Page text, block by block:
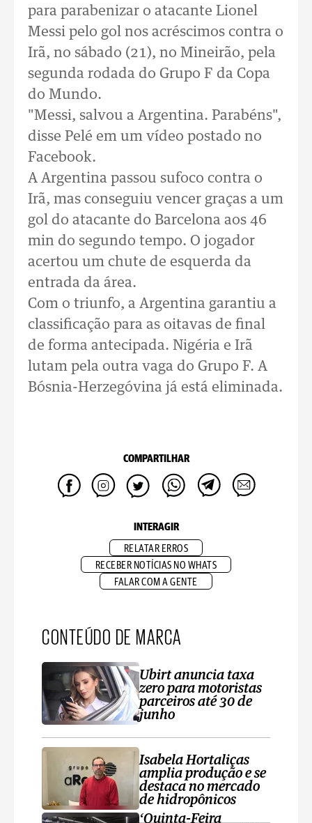
para parabenizar o atacante Lionel
Messi pelo gol nos acréscimos contra o
Irã, no sábado (21), no Mineirão, pela
segunda rodada do Grupo F da Copa
do Mundo.
"Messi, salvou a Argentina. Parabéns",
disse Pelé em um vídeo postado no
Facebook.
A Argentina passou sufoco contra o
Irã, mas conseguiu vencer graças a um
gol do atacante do Barcelona aos 46
min do segundo tempo. O jogador
acertou um chute de esquerda da
entrada da área.
Com o triunfo, a Argentina garantiu a
classificação para as oitavas de final
de forma antecipada. Nigéria e Irã
lutam pela outra vaga do Grupo F. A
Bósnia-Herzegóvina já está eliminada.
COMPARTILHAR
INTERAGIR
RELATAR ERROS
RECEBER NOTÍCIAS NO WHATS
FALAR COM A GENTE
CONTEÚDO DE MARCA
Ubirt anuncia taxa
zero para motoristas
parceiros até 30 de
junho
Isabela Hortaliças
amplia produção e se
destaca no mercado
de hidropônicos
‘Quinta-Feira